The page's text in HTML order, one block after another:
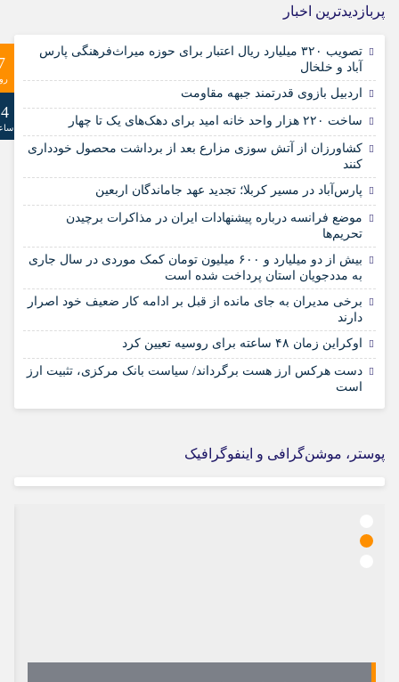
3 روز قبل
از حرم تا حرم؛ عاشقان حسینی در اردبیل مسیر دو
امامزاده را پیمودند
جاماندگان اربعین در سراسر کشور
عطر عاشورا در کوچه های مشگین شهر؛جاماندگان
اربعین حماسه جاودان آفریدند
4 روز قبل پارس‌آباد در مسیر کربلا؛ تجدید عهد جاماندگان اربعین
4 روز قبل
شانزدهمین نمایشگاه سراسری صنایع‌دستی اردبیل
شهریور ماه برگزار می‌شود
پربازدیدترین اخبار
تصویب ۳۲۰ میلیارد ریال اعتبار برای حوزه میراث‌فرهنگی پارس
آباد و خلخال
اردبیل بازوی قدرتمند جبهه مقاومت
ساخت ۲۲۰ هزار واحد خانه امید برای دهک‌های یک تا چهار
کشاورزان از آتش سوزی مزارع بعد از برداشت محصول خودداری
کنند
پارس‌آباد در مسیر کربلا؛ تجدید عهد جاماندگان اربعین
موضع فرانسه درباره پیشنهادات ایران در مذاکرات برچیدن
تحریم‌ها
بیش از دو میلیارد و ۶۰۰ میلیون تومان کمک موردی در سال جاری
به مددجویان استان پرداخت شده است
برخی مدیران به جای مانده از قبل بر ادامه کار ضعیف خود اصرار
دارند
اوکراین زمان ۴۸ ساعته برای روسیه تعیین کرد
دست هرکس ارز هست برگرداند/ سیاست بانک مرکزی، تثبیت ارز
است
پوستر، موشن‌گرافی و اینفوگرافیک